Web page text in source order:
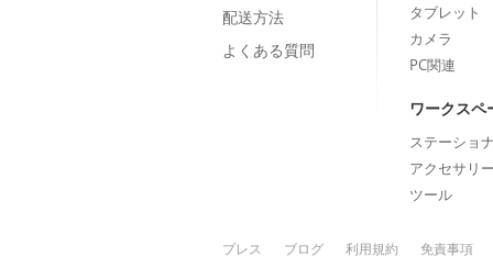
配送方法
よくある質問
タブレット
カメラ
PC関連
ワークスペ
ステーショ
アクセサリー
ツール
プレス ブログ 利用規約 免責事項